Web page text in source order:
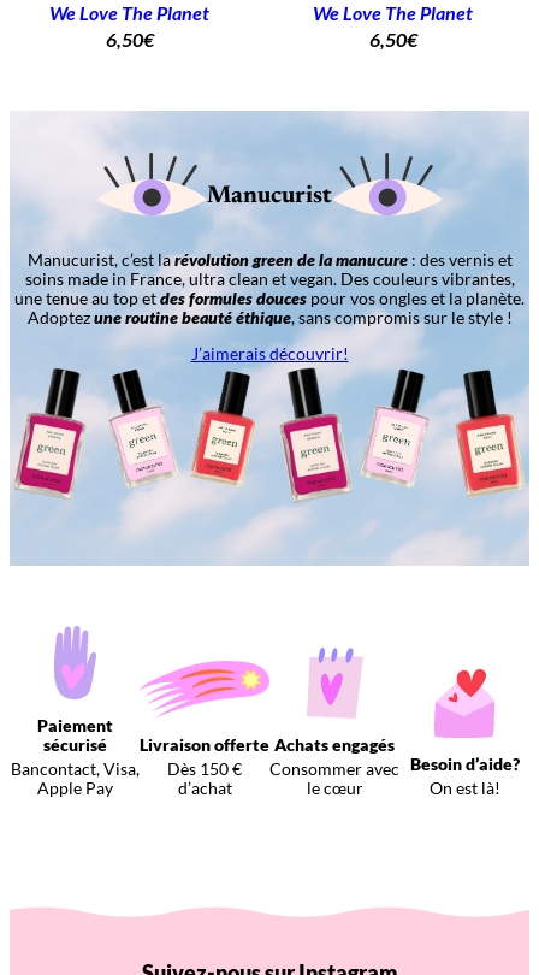
We Love The Planet
6,50€
We Love The Planet
6,50€
Manucurist
Manucurist, c’est larévolution green de la manucure: des vernis et
soins made in France, ultra clean et vegan. Des couleurs vibrantes,
une tenue au top etdes formules douces pour vos ongles et la planète.
Adoptezune routine beauté éthique, sans compromis sur le style !
J’aimerais découvrir!
Paiement
sécurisé
Bancontact, Visa,
Apple Pay
Livraison offerte
Dès 150 €
d’achat
Achats engagés
Consommer avec
le cœur
Besoin d’aide?
On est là!